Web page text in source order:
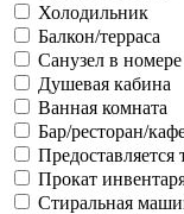
Холодильник
Балкон/терраса
Санузел в номере
Душевая кабина
Ванная комната
Бар/ресторан/
Предоставляется
Прокат
Стиральная